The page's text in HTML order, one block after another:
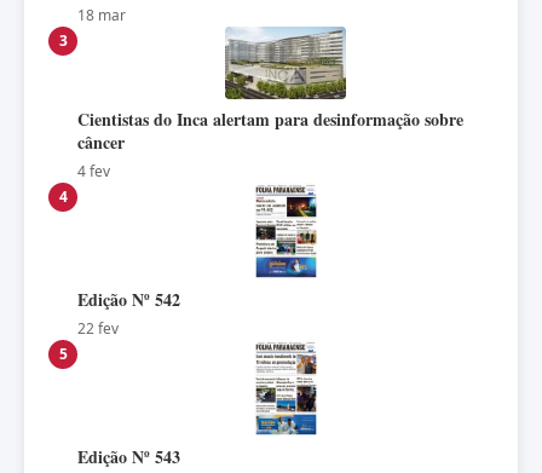
18 mar
3
Cientistas do Inca alertam para desinformação sobre
câncer
4 fev
4
Edição Nº 542
22 fev
5
Edição Nº 543